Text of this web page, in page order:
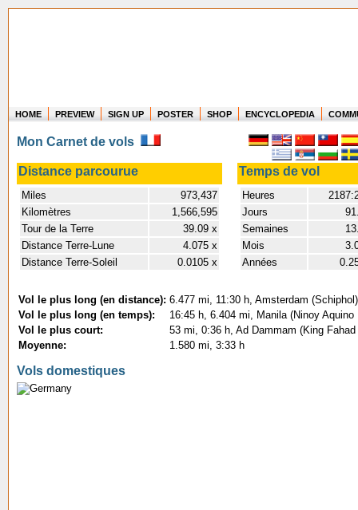
Where in the world have you flown?
How long have you been in the air?
Create your own FlightMemory and see!
HOME PREVIEW SIGN UP POSTER SHOP ENCYCLOPEDIA
Mon Carnet de vols
Distance parcourue Temps de vol
Miles
973,437
Kilomètres
1,566,595
Tour de la Terre
39.09 x
Distance Terre-Lune
4.075 x
Distance Terre-Soleil
0.0105 x
Heures
Jours
Semaines
Mois
Années
Vol le plus long (en distance): 6.477 mi, 11:30 h, Amsterdam
Vol le plus long (en temps):
16:45 h, 6.404 mi, Manila (Ninoy
Vol le plus court:
53 mi, 0:36 h, Ad Dammam (King
Moyenne:
1.580 mi, 3:33 h
Vols domestiques